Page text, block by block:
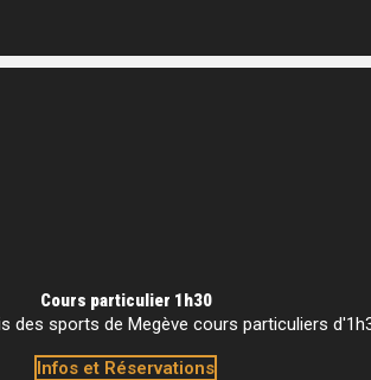
Cours particulier 1h30
des sports de Megève cours particuliers
Infos et Réservations